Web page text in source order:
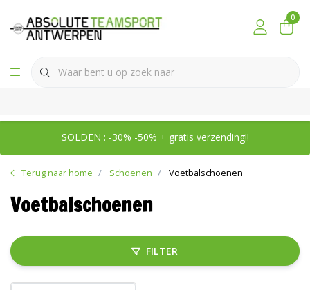
0
SOLDEN : -30% -50% + gratis verzending!!
Terug naar home Schoenen Voetbalschoenen
Voetbalschoenen
FILTER